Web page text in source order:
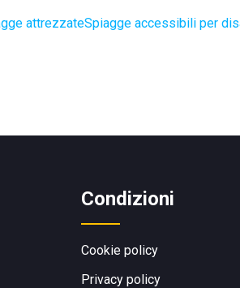
attrezzateSpiagge accessibili per
Condizioni
Cookie policy
Privacy policy